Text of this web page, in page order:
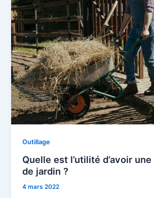
Outillage
Quelle est l’utilité d’avoir
de jardin ?
4 mars 2022